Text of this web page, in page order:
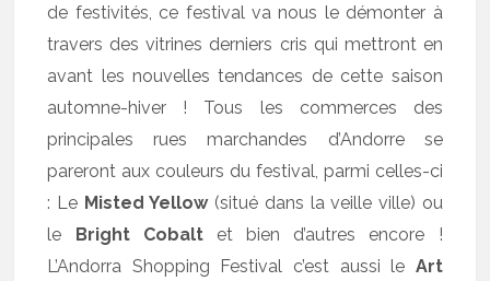
de festivités, ce festival va nous le démonter à
travers des vitrines derniers cris qui mettront en
avant les nouvelles tendances de cette saison
automne-hiver ! Tous les commerces des
principales rues marchandes d’Andorre se
pareront aux couleurs du festival, parmi celles-ci
: Le Misted Yellow(situé dans la veille ville) ou
le Bright Cobaltet bien d’autres encore !
L’Andorra Shopping Festival c’est aussi le Art